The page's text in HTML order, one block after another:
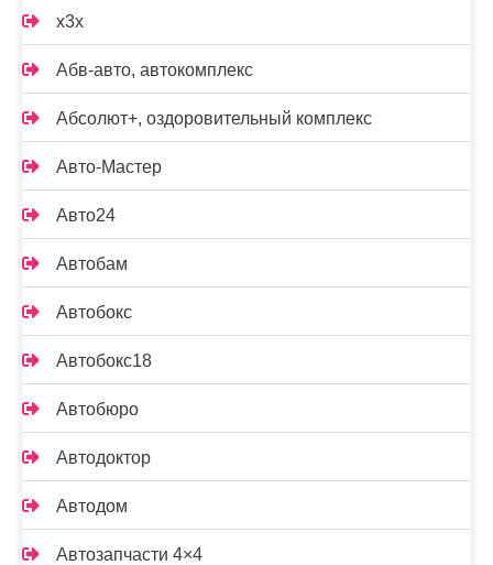
x3x
Абв-авто, автокомплекс
Абсолют+, оздоровительный комплекс
Авто-Мастер
Авто24
Автобам
Автобокс
Автобокс18
Автобюро
Автодоктор
Автодом
Автозапчасти 4×4